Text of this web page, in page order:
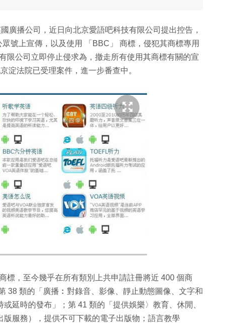
廣播公司，近日向北京愛語吧科技有限公司提出控告，
號上宣傳，以及使用 「BBC」 商標，侵犯其商標專用
限公司立即停止侵求為，撤走所有使用其商標有關的宣
淀法院已受理案件，進一步番查中。
標，至今幾乎在所有類別上共申請註冊將近 400 個商
38 類的「廣播︰對錄音、影像、靜止動態圖像、文字和
延時的發布」；第 41 類的「提供娛樂〉教育、休閒、
服務），提供不可下載的電子出版物；語言教學